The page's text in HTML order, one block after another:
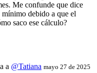
Me confunde que dice
debido a que el
saco ese cálculo?
a @Tatiana mayo 27 de 2025